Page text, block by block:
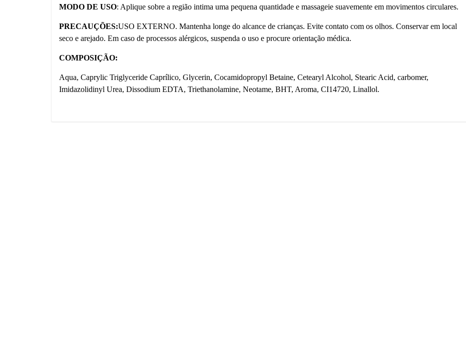
MODO DE USO: Aplique sobre a região intima uma pequena quantidade e massageie suavemente em movimentos circulares.
PRECAUÇÕES:USO EXTERNO. Mantenha longe do alcance de crianças. Evite contato com os olhos. Conservar em local
seco e arejado. Em caso de processos alérgicos, suspenda o uso e procure orientação médica.
COMPOSIÇÃO:
Aqua, Caprylic Triglyceride Caprílico, Glycerin, Cocamidopropyl Betaine, Cetearyl Alcohol, Stearic Acid, carbomer,
Imidazolidinyl Urea, Dissodium EDTA, Triethanolamine, Neotame, BHT, Aroma, CI14720, Linallol.